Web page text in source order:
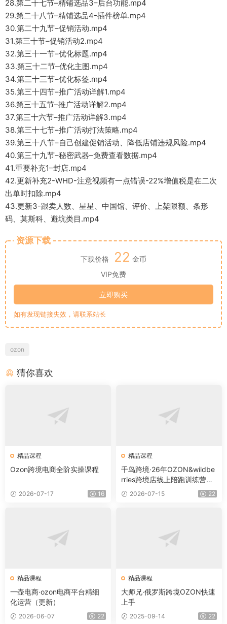
28.第二十七节–精铺选品3–后台功能.mp4
29.第二十八节–精铺选品4-插件榜单.mp4
30.第二十九节–促销活动.mp4
31.第三十节–促销活动2.mp4
32.第三十一节–优化标题.mp4
33.第三十二节–优化主图.mp4
34.第三十三节–优化标签.mp4
35.第三十四节–推广活动详解1.mp4
36.第三十五节–推广活动详解2.mp4
37.第三十六节–推广活动详解3.mp4
38.第三十七节–推广活动打法策略.mp4
39.第三十八节–自己创建促销活动、降低店铺违规风险.mp4
40.第三十九节–秘密武器–免费查看数据.mp4
41.重要补充1–封店.mp4
42.更新补充2-WHD-注意视频有一点错误-22%增值税是在二次
出单时扣除.mp4
43.更新3-跟卖人数、星星、中国馆、评价、上架限额、条形
码、莫斯科、避坑类目.mp4
资源下载
下载价格 22 金币
VIP免费
立即购买
如有发现链接失效，请联系站长
ozon
猜你喜欢
精品课程
Ozon跨境电商全阶实操课程
2026-07-17 16
精品课程
千鸟跨境·26年OZON&wildbe
rries跨境店线上陪跑训练营
（更新）
2026-07-15 22
精品课程
一壶电商·ozon电商平台精细
化运营（更新）
2026-06-07 22
精品课程
大师兄·俄罗斯跨境OZON快速
上手
2025-09-14 22